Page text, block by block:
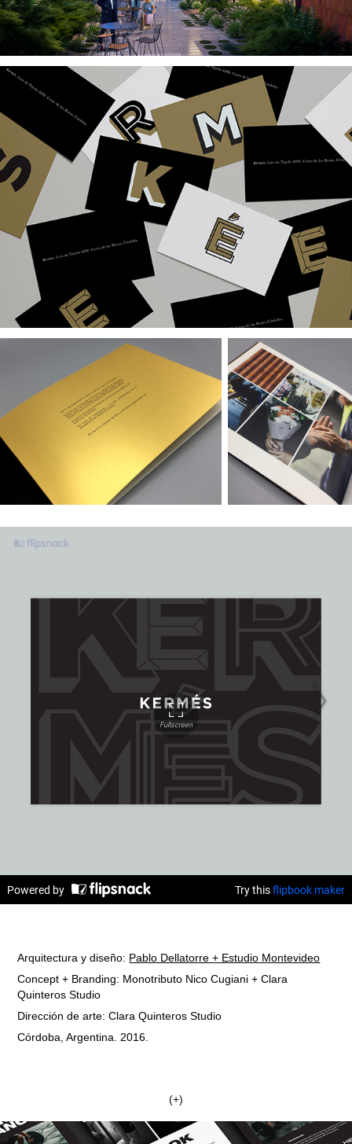
Arquitectura y diseño: Pablo Dellatorre + Estudio Montevideo
Concept + Branding: Monotributo Nico Cugiani + Clara
Quinteros Studio
Dirección de arte: Clara Quinteros Studio
​​​​​​​Córdoba, Argentina. 2016.
(+)